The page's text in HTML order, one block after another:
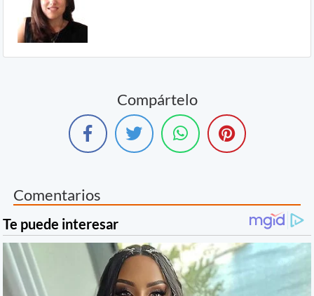
Compártelo
Comentarios